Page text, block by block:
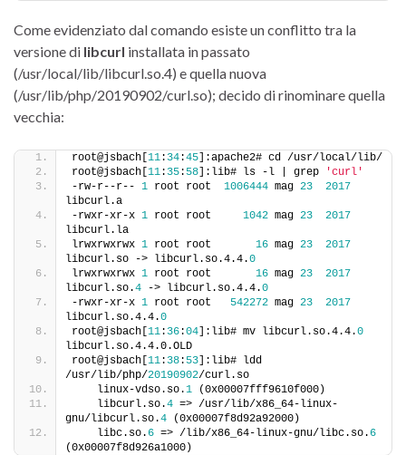
Come evidenziato dal comando esiste un conflitto tra la
versione di libcurl installata in passato
(/usr/local/lib/libcurl.so.4) e quella nuova
(/usr/lib/php/20190902/curl.so); decido di rinominare quella
vecchia:
root@jsbach[11: 34:45]:apache2# cd /usr/local/lib/
root@jsbach[11: 35: 58]:lib# ls -l | grep
'curl'
-rw-r--r-- 1 root root 1006444 mag 23
2017
libcurl.a
-rwxr-xr-x 1 root root 1042 mag 23
2017
libcurl.la
lrwxrwxrwx 1 root root 16 mag 23
2017
libcurl.so -> libcurl.so.4.4.0
lrwxrwxrwx 1 root root 16 mag 23
2017
libcurl.so.4 -> libcurl.so.4.4.0
-rwxr-xr-x 1 root root 542272 mag 23
2017
libcurl.so.4.4.0
root@jsbach[11: 36:04]:lib# mv libcurl.so.4.4.0
libcurl.so.4.4.0.OLD
root@jsbach[11: 38: 53]:lib# ldd
/usr/lib/php/20190902/curl.so
    linux-vdso.so.
1 (0x00007fff9610f000)
    libcurl.so.
4 => /usr/lib/x86_64-linux-
gnu/libcurl.so.4 (0x00007f8d92a92000)
    libc.so.
6 => /lib/x86_64-linux-gnu/libc.so. 6
(0x00007f8d926a1000)